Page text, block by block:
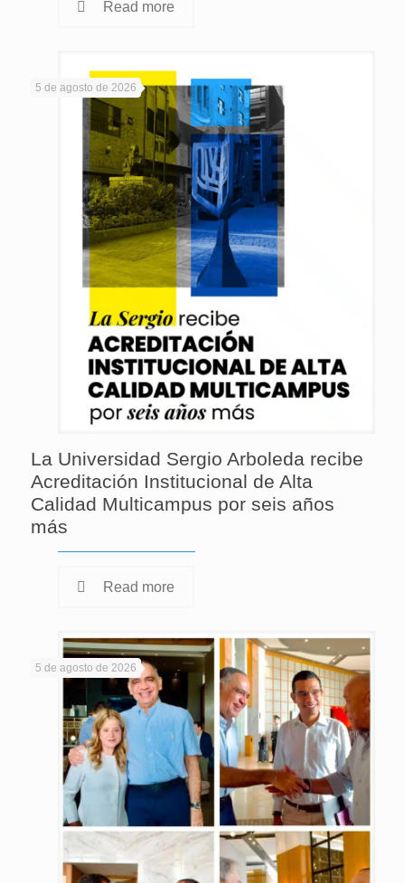
Read more
5 de agosto de 2026
La Universidad Sergio Arboleda recibe
Acreditación Institucional de Alta
Calidad Multicampus por seis años
más
Read more
5 de agosto de 2026